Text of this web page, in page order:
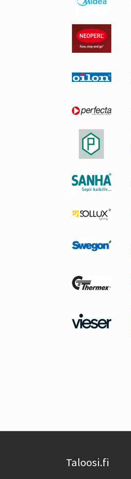
Taloosi.fi